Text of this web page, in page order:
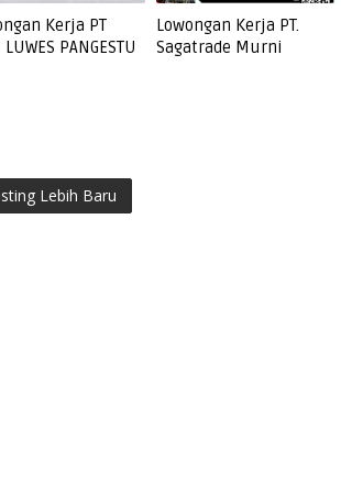
Kerja PT
PANGESTU
Lowongan Kerja PT.
Sagatrade Murni
Lebih Baru